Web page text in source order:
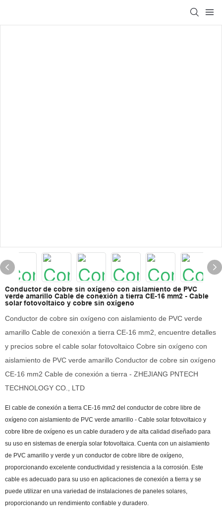
Conductor de cobre sin oxígeno con aislamiento de PVC
verde amarillo Cable de conexión a tierra CE-16 mm2 - Cable
solar fotovoltaico y cobre sin oxígeno
Conductor de cobre sin oxígeno con aislamiento de PVC verde
amarillo Cable de conexión a tierra CE-16 mm2, encuentre detalles
y precios sobre el cable solar fotovoltaico Cobre sin oxígeno con
aislamiento de PVC verde amarillo Conductor de cobre sin oxígeno
CE-16 mm2 Cable de conexión a tierra - ZHEJIANG PNTECH
TECHNOLOGY CO., LTD
El cable de conexión a tierra CE-16 mm2 del conductor de cobre libre de
oxígeno con aislamiento de PVC verde amarillo - Cable solar fotovoltaico y
cobre libre de oxígeno es un cable duradero y de alta calidad diseñado para
su uso en sistemas de energía solar fotovoltaica. Cuenta con un aislamiento
de PVC amarillo y verde y un conductor de cobre libre de oxígeno,
proporcionando excelente conductividad y resistencia a la corrosión. Este
cable es adecuado para su uso en aplicaciones de conexión a tierra y se
puede utilizar en una variedad de instalaciones de paneles solares,
proporcionando un rendimiento confiable y duradero.